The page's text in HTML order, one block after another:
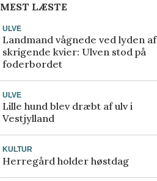
MEST LÆSTE
ULVE
Landmand vågnede ved lyden af
skrigende kvier: Ulven stod på
foderbordet
ULVE
Lille hund blev dræbt af ulv i
Vestjylland
KULTUR
Herregård holder høstdag